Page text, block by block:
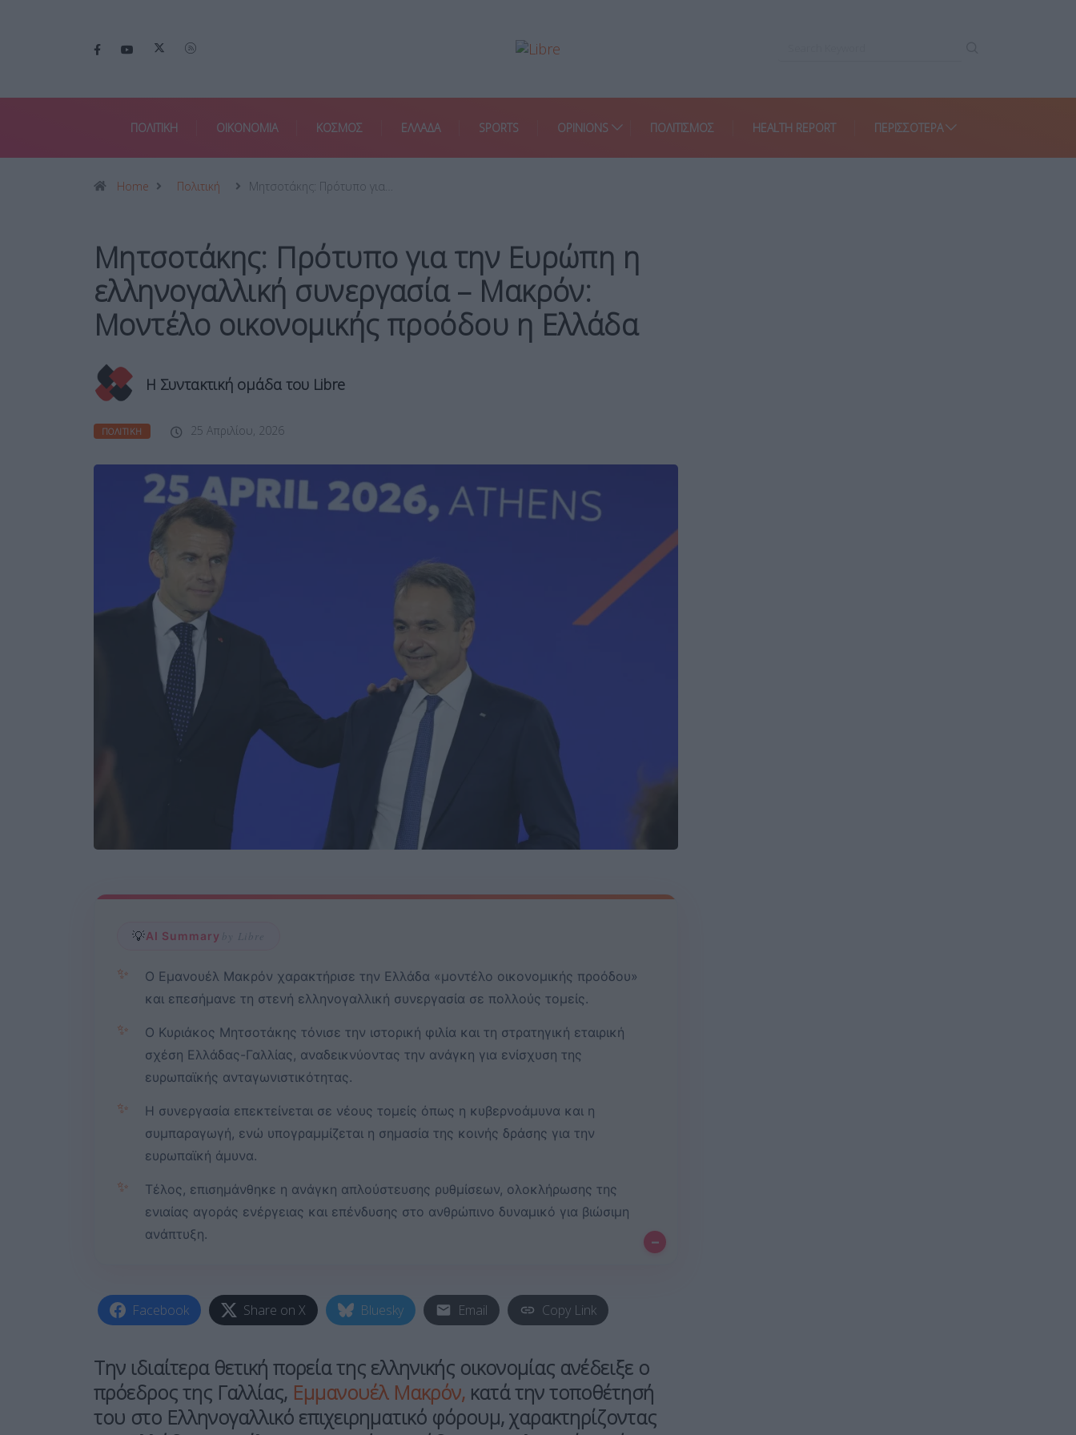
ΠΟΛΙΤΙΚΗ ΟΙΚΟΝΟΜΙΑ ΚΟΣΜΟΣ ΕΛΛΑΔΑ SPORTS OPINIONS ΠΟΛΙΤΙΣΜΟΣ HEALTH REPORT ΠΕΡΙΣΣΌΤΕΡΑ
Home Πολιτική Μητσοτάκης: Πρότυπο για…
Μητσοτάκης: Πρότυπο για την Ευρώπη η
ελληνογαλλική συνεργασία – Μακρόν:
Μοντέλο οικονομικής προόδου η Ελλάδα
Η Συντακτική ομάδα του Libre
ΠΟΛΙΤΙΚΉ 25 Απριλίου, 2026
💡AI Summary by Libre
✨
Ο Εμανουέλ Μακρόν χαρακτήρισε την Ελλάδα «μοντέλο οικονομικής προόδου»
και επεσήμανε τη στενή ελληνογαλλική συνεργασία σε πολλούς τομείς.
✨
Ο Κυριάκος Μητσοτάκης τόνισε την ιστορική φιλία και τη στρατηγική εταιρική
σχέση Ελλάδας-Γαλλίας, αναδεικνύοντας την ανάγκη για ενίσχυση της
ευρωπαϊκής ανταγωνιστικότητας.
✨
Η συνεργασία επεκτείνεται σε νέους τομείς όπως η κυβερνοάμυνα και η
συμπαραγωγή, ενώ υπογραμμίζεται η σημασία της κοινής δράσης για την
ευρωπαϊκή άμυνα.
✨
Τέλος, επισημάνθηκε η ανάγκη απλούστευσης ρυθμίσεων, ολοκλήρωσης της
ενιαίας αγοράς ενέργειας και επένδυσης στο ανθρώπινο δυναμικό για βιώσιμη
ανάπτυξη.
–
Facebook Share on X Bluesky Email Copy Link
Την ιδιαίτερα θετική πορεία της ελληνικής οικονομίας ανέδειξε ο
πρόεδρος της Γαλλίας, Εμμανουέλ Μακρόν, κατά την τοποθέτησή
του στο Ελληνογαλλικό επιχειρηματικό φόρουμ, χαρακτηρίζοντας